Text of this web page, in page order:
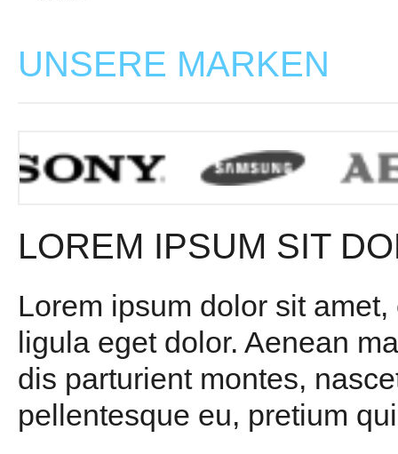
UNSERE MARKEN
LOREM IPSUM SIT
Lorem ipsum dolor sit
ligula eget dolor. Aenean
dis parturient montes,
pellentesque eu, pretium